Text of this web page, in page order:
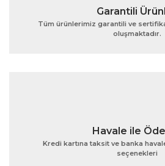
Gönder
Garantili
Tüm ürünlerimiz garantili ve
oluşmaktadır.
Havale ile
Kredi kartına taksit ve banka
seçenekleri